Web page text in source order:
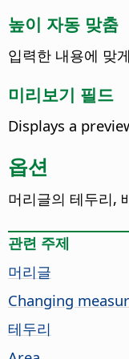
높이 자동 맞춤
입력한 내용에 맞
미리보기 필드
Displays a
옵션
머리글의 테두리,
관련 주제
머리글
Changing
테두리